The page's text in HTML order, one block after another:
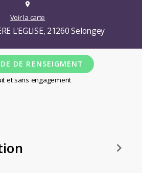
place
Voir la carte
L'EGLISE, 21260 Selongey
DE RENSEIGMENT
et sans engagement
keyboard_arrow_right